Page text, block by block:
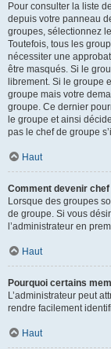
Pour consulter la liste
depuis votre panneau
groupes, sélectionnez
Toutefois, tous les
nécessiter une
être masqués. Si le
librement. Si le groupe
groupe mais votre
groupe. Ce dernier
le groupe et ainsi
pas le chef de groupe
Haut
Comment devenir chef
Lorsque des groupes
de groupe. Si vous
l’administrateur en
Haut
Pourquoi certains
L’administrateur peut
rendre facilement
Haut